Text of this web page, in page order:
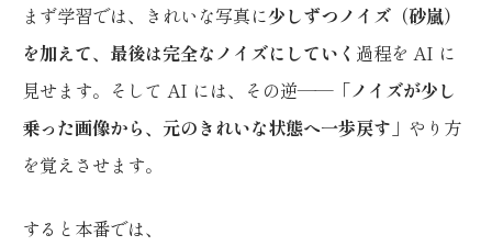
まず学習では、きれいな写真に少しずつノイズ（砂嵐）
を加えて、最後は完全なノイズにしていく 過程を AI に
見せます。そして AI には、その逆——「ノイズが少し
乗った画像から、元のきれいな状態へ一歩戻す」 やり方
を覚えさせます。
すると本番では、